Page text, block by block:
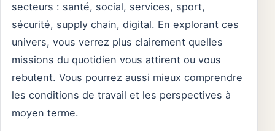
secteurs : santé, social, services, sport,
sécurité, supply chain, digital. En explorant ces
univers, vous verrez plus clairement quelles
missions du quotidien vous attirent ou vous
rebutent. Vous pourrez aussi mieux comprendre
les conditions de travail et les perspectives à
moyen terme.